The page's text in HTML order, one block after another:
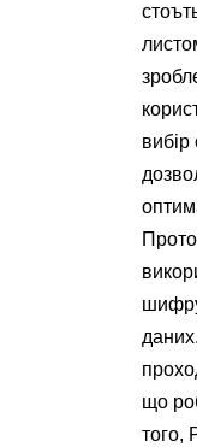
вибір
що
того,